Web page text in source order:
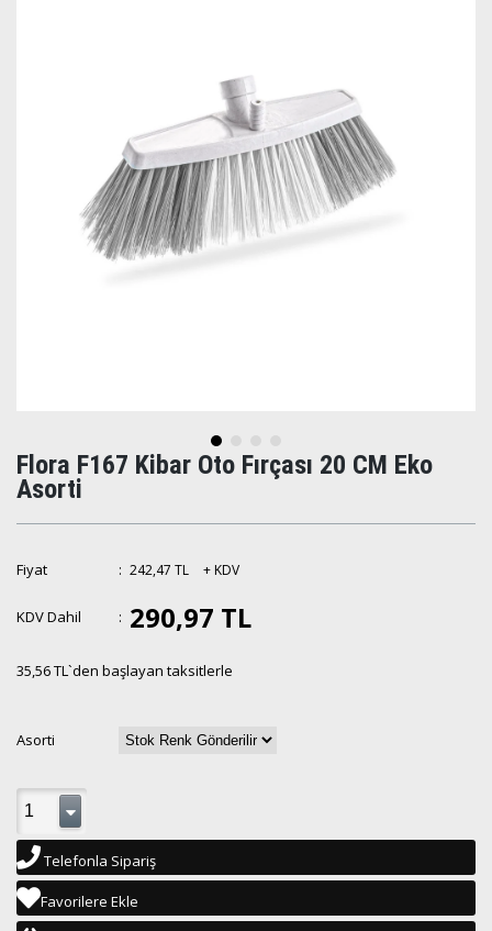
Flora F167 Kibar Oto Fırçası 20 CM Eko
Asorti
Fiyat : 242,47 TL + KDV
KDV Dahil : 290,97 TL
35,56 TL`den başlayan taksitlerle
Asorti
Telefonla Sipariş
Favorilere Ekle